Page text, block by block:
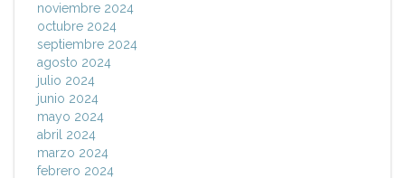
noviembre 2024
octubre 2024
septiembre 2024
agosto 2024
julio 2024
junio 2024
mayo 2024
abril 2024
marzo 2024
febrero 2024